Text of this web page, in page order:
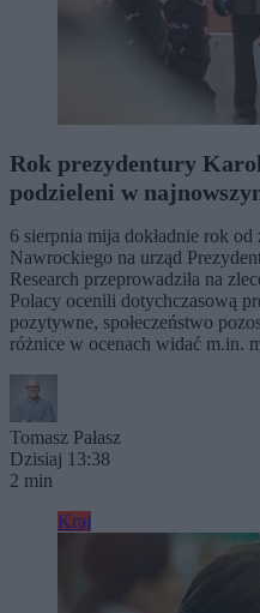
Rok prezydentury
podzieleni w
6 sierpnia mija dokładnie rok
Nawrockiego na urząd
Research przeprowadziła na
Polacy ocenili dotychczasową
pozytywne, społeczeństwo
różnice w ocenach widać m.in.
Tomasz Pałasz
Dzisiaj 13:38
2 min
Kraj